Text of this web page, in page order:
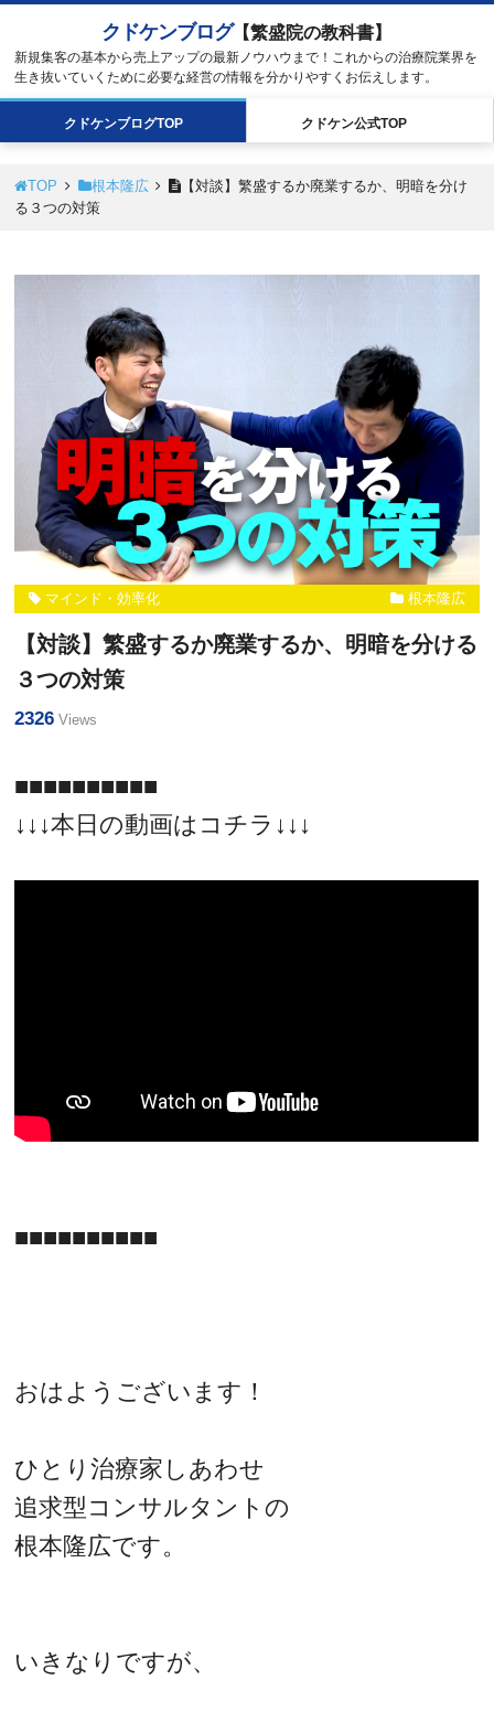
クドケンブログ【繁盛院の教科書】
新規集客の基本から売上アップの最新ノウハウまで！これからの治療院業界を
生き抜いていくために必要な経営の情報を分かりやすくお伝えします。
クドケンブログTOP クドケン公式TOP
TOP 根本隆広
【対談】繁盛するか廃業するか、明暗を分け
る３つの対策
マインド・効率化 根本隆広
【対談】繁盛するか廃業するか、明暗を分ける
３つの対策
2326 Views
■■■■■■■■■■
↓↓↓本日の動画はコチラ↓↓↓
■■■■■■■■■■
おはようございます！
ひとり治療家しあわせ
追求型コンサルタントの
根本隆広です。
いきなりですが、